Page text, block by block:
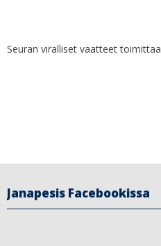
Seuran viralliset vaatteet toimittaa
Janapesis Facebookissa